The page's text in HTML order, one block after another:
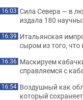
16:03 Сила Севера — в
издала 180
16:39 Итальянская
сыром из того,
16:36 Маскируем
справляемся с
16:54 Воздушный как
который